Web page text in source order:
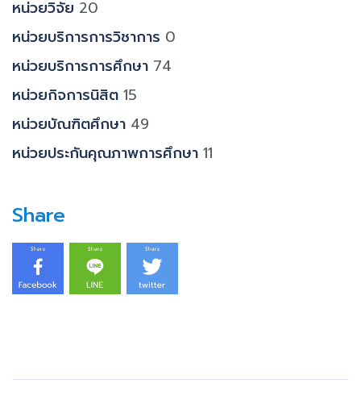
หน่วยวิจัย 20
หน่วยบริการการวิชาการ 0
หน่วยบริการการศึกษา 74
หน่วยกิจการนิสิต 15
หน่วยบัณฑิตศึกษา 49
หน่วยประกันคุณภาพการศึกษา 11
Share